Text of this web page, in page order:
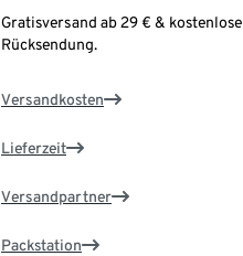
Gratisversand ab 29 € & kostenlose
Rücksendung.
Versandkosten
Lieferzeit
Versandpartner
Packstation